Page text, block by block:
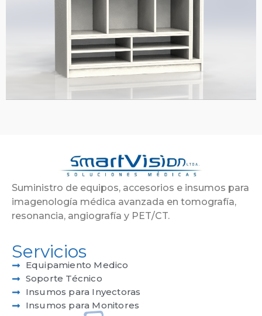
Suministro de equipos, accesorios e insumos para
imagenología médica avanzada en tomografía,
resonancia, angiografía y PET/CT.
Servicios
Equipamiento Medico
Soporte Técnico
Insumos para Inyectoras
Insumos para Monitores